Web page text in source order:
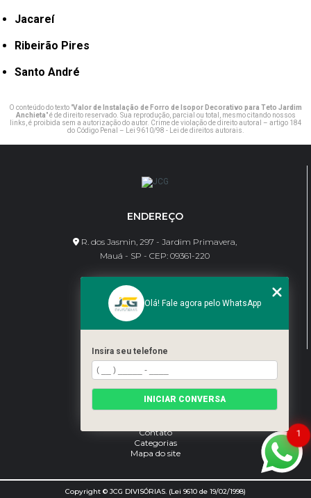
Jacareí
Ribeirão Pires
Santo André
O conteúdo do texto "Valor de Instalação de Forro de Isopor Decorativo para Teto Jardim
Anchieta" é de direito reservado. Sua reprodução, parcial ou total, mesmo citando nossos
links, é proibida sem a autorização do autor. Crime de violação de direito autoral – artigo 184
do Código Penal –
Lei 9610/98 - Lei de direitos autorais
ENDEREÇO
R. dos Jasmin, 297 - Jardim Primavera,
Mauá - SP - CEP: 09361-220
CONTATO
(11) 95462-8630
bene@jcgdivisorias.com
Home
Sobre Nós
Serviços
Contato
Categorias
Mapa do site
Copyright © JCG DIVISÓRIAS. (Lei 9610 de 19/02/1998)
1
Olá! Fale agora pelo WhatsApp
Insira seu telefone
INICIAR CONVERSA